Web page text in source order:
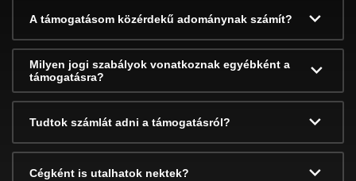
A támogatásom közérdekű adománynak számít?
Milyen jogi szabályok vonatkoznak egyébként a
támogatásra?
Tudtok számlát adni a támogatásról?
Cégként is utalhatok nektek?